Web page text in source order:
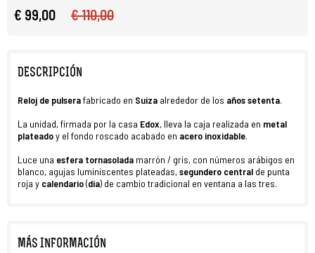
€ 99,00
€ 110,00
DESCRIPCIÓN
Reloj de pulserafabricado en Suiza alrededor de los años setenta.
La unidad, firmada por la casa Edox, lleva la caja realizada en metal
plateadoy el fondo roscado acabado en acero inoxidable.
Luce una esfera tornasolada marrón / gris, con números arábigos en
blanco, agujas luminiscentes plateadas, segundero central de punta
roja y calendario(día) de cambio tradicional en ventana a las tres.
MÁS INFORMACIÓN